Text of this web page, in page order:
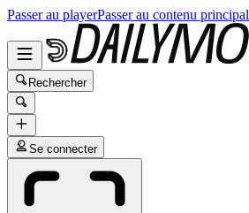
Passer au playerPasser au contenu principal
Rechercher
Se connecter